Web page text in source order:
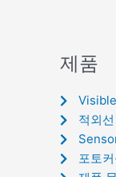
제품
적외
포토